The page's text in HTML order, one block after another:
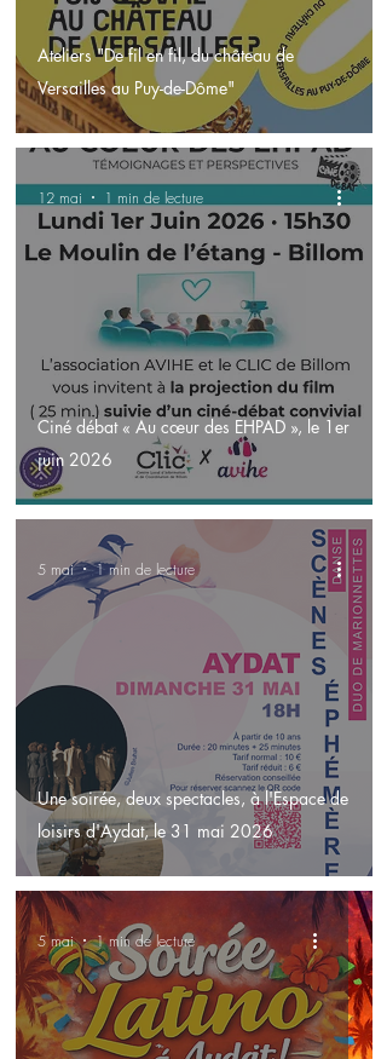
Ateliers "De fil en fil, du château de
Versailles au Puy-de-Dôme"
Ciné débat « Au cœur des EHPAD », le 1er
juin 2026
12 mai 1 min de lecture
Une soirée, deux spectacles, à l'Espace de
loisirs d'Aydat, le 31 mai 2026
5 mai 1 min de lecture
5 mai 1 min de lecture